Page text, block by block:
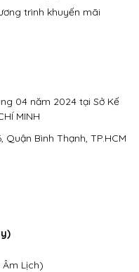
trình khuyến mãi
04 năm 2024 tại Sở Kế
MINH
Bình Thạnh, TP.HCM
Lịch)